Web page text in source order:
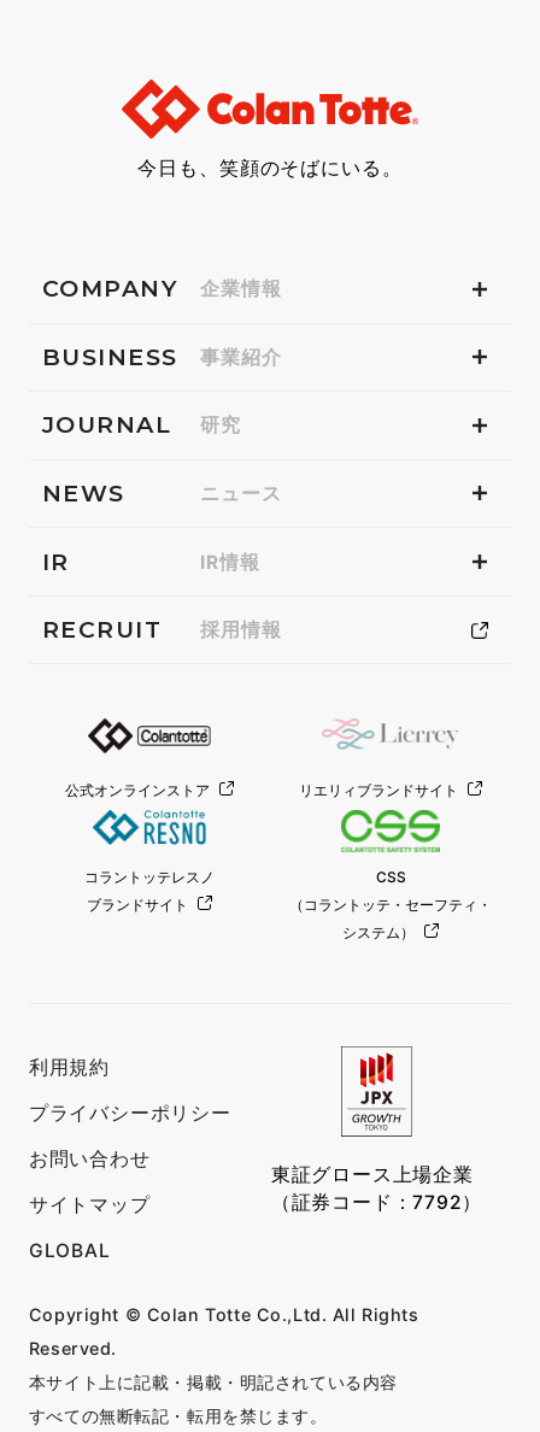
今日も、笑顔のそばにいる。
COMPANY 企業情報
BUSINESS 事業紹介
JOURNAL 研究
NEWS ニュース
IR IR情報
RECRUIT 採用情報
公式オンラインストア リエリィブランドサイト
コラントッテレスノ
ブランドサイト
CSS
（コラントッテ・セーフティ・
システム）
利用規約
プライバシーポリシー
お問い合わせ
サイトマップ
GLOBAL
Copyright © Colan Totte Co.,Ltd. All Rights
Reserved.
本サイト上に記載・掲載・明記されている内容
すべての無断転記・転用を禁じます。
東証グロース上場企業
（証券コード：7792）